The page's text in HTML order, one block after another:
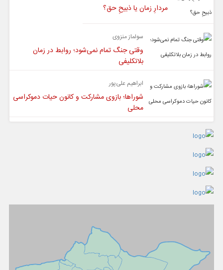
مردارِ زمان یا ذبیحِ حق؟
سولماز منزوی
وقتی جنگ تمام نمی‌شود؛ روابط در زمان
بلاتکلیفی
ابراهیم علی‌پور
شوراها؛ بازوی مشارکت و کانون حیات دموکراسی
محلی